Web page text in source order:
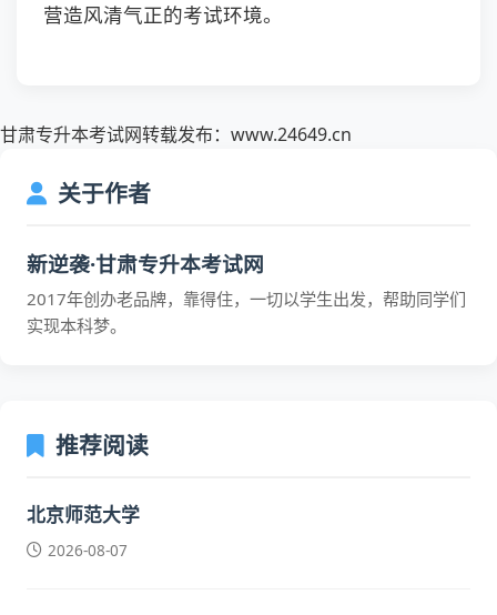
营造风清气正的考试环境。
甘肃专升本考试网转载发布：www.24649.cn
关于作者
新逆袭·甘肃专升本考试网
2017年创办老品牌，靠得住，一切以学生出发，帮助同学们
实现本科梦。
推荐阅读
北京师范大学
2026-08-07